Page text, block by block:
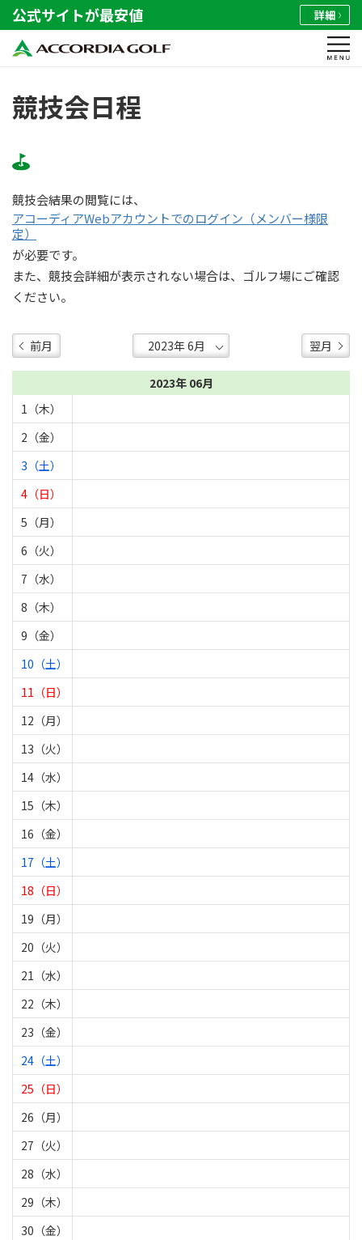
公式サイトが最安値 詳細
競技会日程
競技会結果の閲覧には、
アコーディアWebアカウントでのログイン（メンバー様限
定）
が必要です。
また、競技会詳細が表示されない場合は、ゴルフ場にご確認
ください。
前月 翌月
2023年 06月
1（木）
2（金）
3（土）
4（日）
5（月）
6（火）
7（水）
8（木）
9（金）
10（土）
11（日）
12（月）
13（火）
14（水）
15（木）
16（金）
17（土）
18（日）
19（月）
20（火）
21（水）
22（木）
23（金）
24（土）
25（日）
26（月）
27（火）
28（水）
29（木）
30（金）